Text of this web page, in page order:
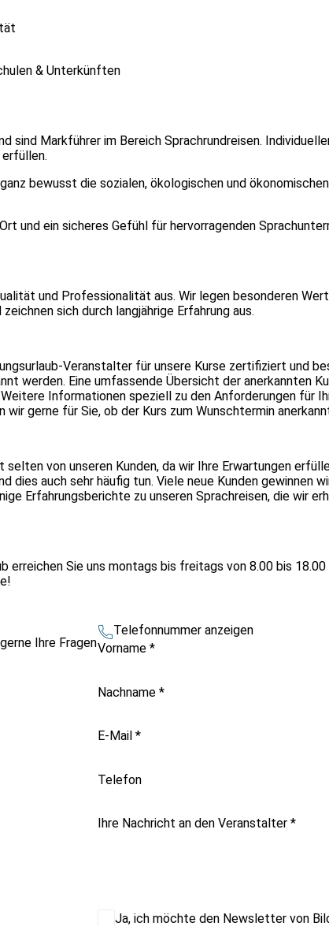
& Unterkünften
Markführer im Bereich Sprachrundreisen.
erfüllen.
bewusst die sozialen, ökologischen und
und ein sicheres Gefühl für hervorragenden
und Professionalität aus. Wir legen besonderen
sich durch langjährige Erfahrung aus.
Veranstalter für unsere Kurse zertifiziert und
werden. Eine umfassende Übersicht der anerkannten
Informationen speziell zu den Anforderungen für
gerne für Sie, ob der Kurs zum Wunschtermin
von unseren Kunden, da wir Ihre Erwartungen
dies auch sehr häufig tun. Viele neue Kunden gewinnen
Erfahrungsberichte zu unseren Sprachreisen, die wir
erreichen Sie uns montags bis freitags von 8.00 bis
Ihre Fragen
Telefonnummer anzeigen
Vorname*
Nachname*
E-Mail*
Telefon
Ihre Nachricht an den Veranstalter*
Ja, ich möchte den Newsletter von